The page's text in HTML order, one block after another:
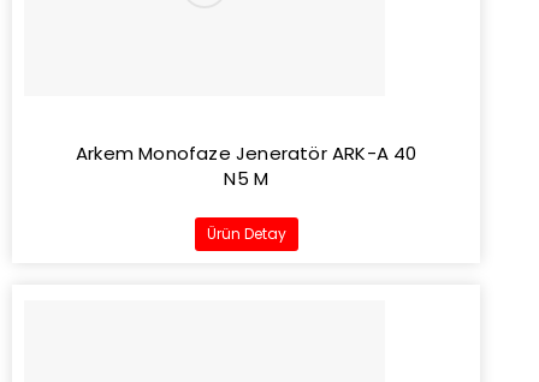
Arkem Monofaze Jeneratör ARK-A 40
N5 M
Ürün Detay